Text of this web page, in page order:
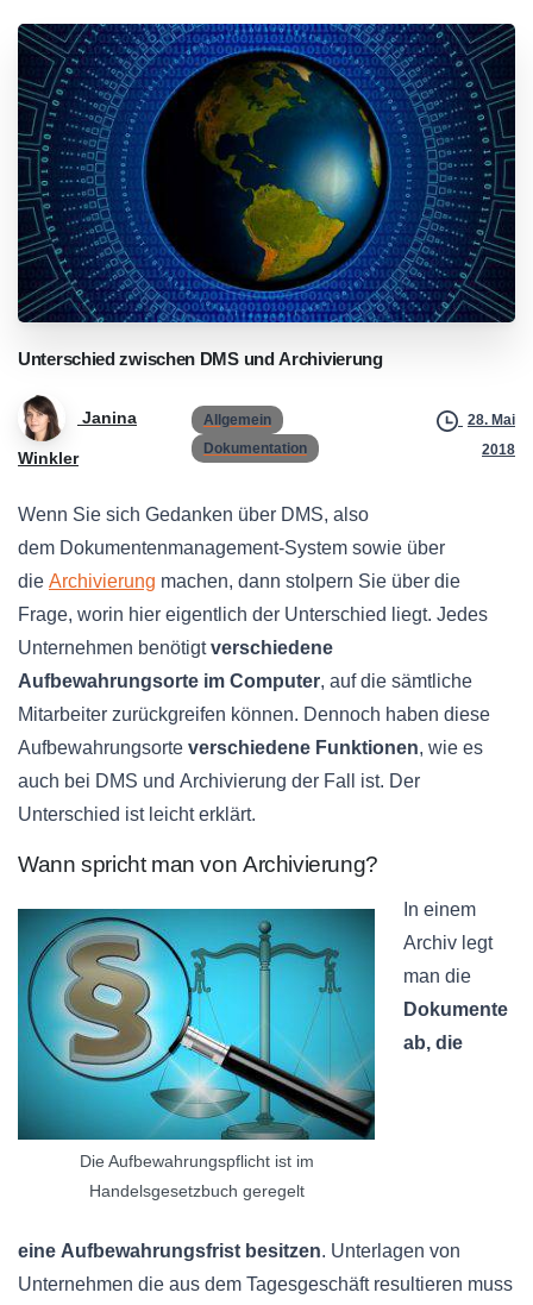
Unterschied zwischen DMS und Archivierung
Janina
Winkler
Allgemein
Dokumentation
28. Mai
2018
Wenn Sie sich Gedanken über DMS, also
dem Dokumentenmanagement-System sowie über
die Archivierung machen, dann stolpern Sie über die
Frage, worin hier eigentlich der Unterschied liegt. Jedes
Unternehmen benötigtverschiedene
Aufbewahrungsorte im Computer, auf die sämtliche
Mitarbeiter zurückgreifen können. Dennoch haben diese
Aufbewahrungsorte verschiedene Funktionen, wie es
auch bei DMS und Archivierung der Fall ist. Der
Unterschied ist leicht erklärt.
Wann spricht man von Archivierung?
Die Aufbewahrungspflicht ist im
Handelsgesetzbuch geregelt
In einem
Archiv legt
man die
Dokumente
ab, die
eine Aufbewahrungsfrist besitzen. Unterlagen von
Unternehmen die aus dem Tagesgeschäft resultieren muss